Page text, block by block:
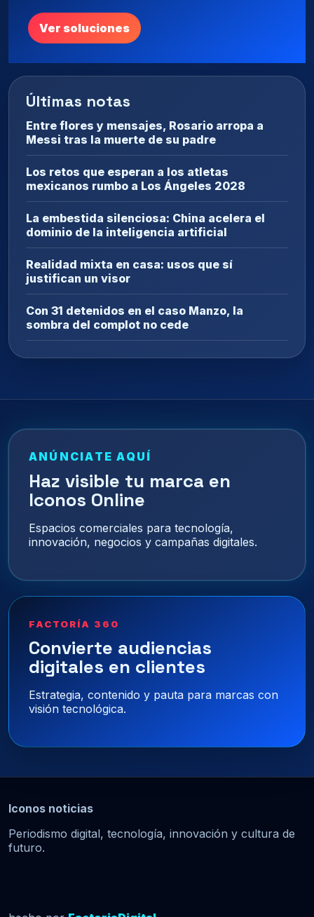
Ver soluciones
Últimas notas
Entre flores y mensajes, Rosario arropa a
Messi tras la muerte de su padre
Los retos que esperan a los atletas
mexicanos rumbo a Los Ángeles 2028
La embestida silenciosa: China acelera el
dominio de la inteligencia artificial
Realidad mixta en casa: usos que sí
justifican un visor
Con 31 detenidos en el caso Manzo, la
sombra del complot no cede
ANÚNCIATE AQUÍ
Haz visible tu marca en
Iconos Online
Espacios comerciales para tecnología,
innovación, negocios y campañas digitales.
FACTORÍA 360
Convierte audiencias
digitales en clientes
Estrategia, contenido y pauta para marcas con
visión tecnológica.
Iconos noticias
Periodismo digital, tecnología, innovación y cultura de
futuro.